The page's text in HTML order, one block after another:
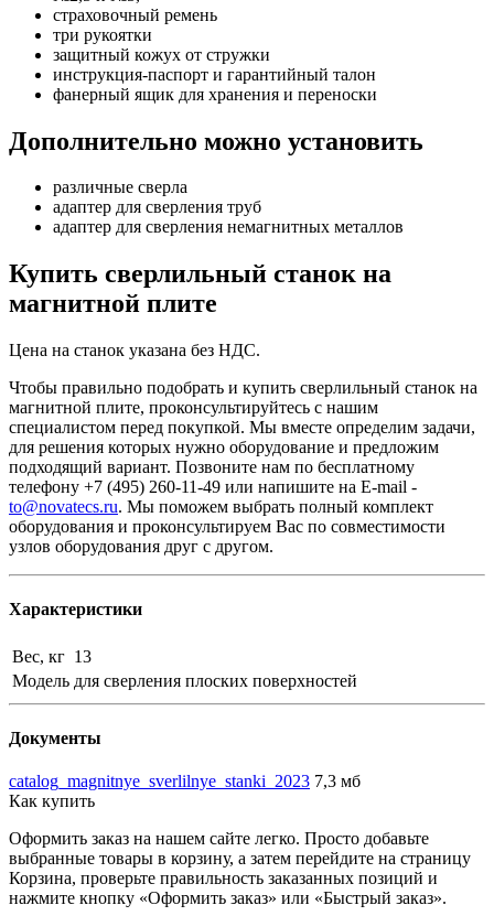
страховочный ремень
три рукоятки
защитный кожух от стружки
инструкция-паспорт и гарантийный талон
фанерный ящик для хранения и переноски
Дополнительно можно установить
различные сверла
адаптер для сверления труб
адаптер для сверления немагнитных металлов
Купить сверлильный станок на
магнитной плите
Цена на станок указана без НДС.
Чтобы правильно подобрать и купить сверлильный станок на
магнитной плите, проконсультируйтесь с нашим
специалистом перед покупкой. Мы вместе определим задачи,
для решения которых нужно оборудование и предложим
подходящий вариант. Позвоните нам по бесплатному
телефону +7 (495) 260-11-49 или напишите на E-mail -
to@novatecs.ru. Мы поможем выбрать полный комплект
оборудования и проконсультируем Вас по совместимости
узлов оборудования друг с другом.
Характеристики
Вес, кг 13
Модель для сверления плоских поверхностей
Документы
catalog_magnitnye_sverlilnye_stanki_2023 7,3 мб
Как купить
Оформить заказ на нашем сайте легко. Просто добавьте
выбранные товары в корзину, а затем перейдите на страницу
Корзина, проверьте правильность заказанных позиций и
нажмите кнопку «Оформить заказ» или «Быстрый заказ».